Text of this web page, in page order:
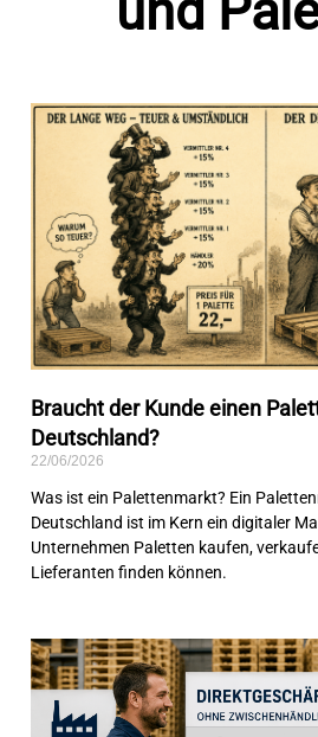
Braucht der Kunde einen
Deutschland?
22/06/2026
Was ist ein Palettenmarkt? Ein
Deutschland ist im Kern ein digitaler
Unternehmen Paletten kaufen,
Lieferanten finden können.